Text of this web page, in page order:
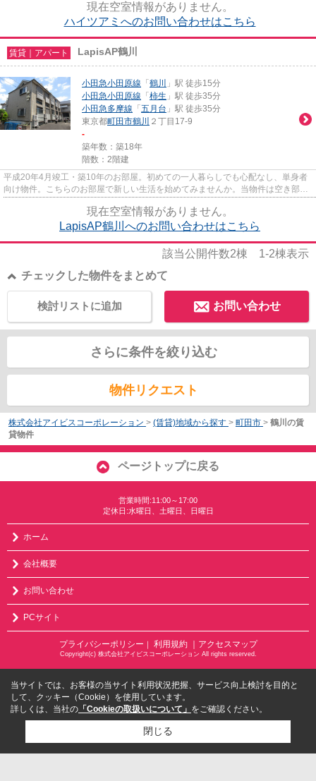
現在空室情報がありません。
ハイツアミへのお問い合わせはこちら
賃貸｜アパート LapisAP鶴川
小田急小田原線 「 鶴川
」駅 徒歩15分
小田急小田原線 「 柿生 」駅 徒歩35分
小田急多摩線 「 五月台 」駅 徒歩35分
東京都町田市鶴川 ２丁目17-9
-
築年数：築18年
階数：2階建
平成20年4月竣工・築10年のお部屋。初めての一人暮らしでも心配なし、単身者
向け物件。こちらのお部屋で新しい生活を始めてみませんか。当物件は空き部屋
現在空室情報がありません。
LapisAP鶴川へのお問い合わせはこちら
該当公開件数2棟 1-2棟表示
チェックした物件をまとめて
お問い合わせ
検討リストに追加
さらに条件を絞り込む
物件リクエスト
株式会社アイビスコーポレーション > (賃貸)地域から探す > 町田市 > 鶴川の賃
貸物件
ページトップに戻る
営業時間:11:00～17:00
定休日:水曜日、土曜日、日曜日
ホーム
会社概要
お問い合わせ
PCサイト
プライバシーポリシー ｜ 利用規約 ｜アクセスマップ
Copyright(c) 株式会社アイビスコーポレーション All rights reserved.
当サイトでは、お客様の当サイト利用状況把握、サービス向上検討を目的と
して、クッキー（Cookie）を使用しています。
詳しくは、当社の 「Cookieの取扱いについて」 をご確認ください。
閉じる